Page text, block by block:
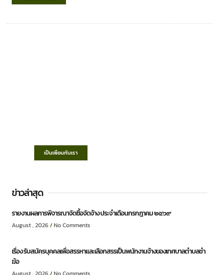
เป็นเพื่อนกับเรา
ข่าวล่าสุด
รายงานผลการพิจารณาจัดซื้อจัดจ้าง ประจำเดือนกรกฎาคม ๒๕๖๙
August , 2026 No Comments
เรื่อง รับสมัครบุคคลเพื่อสรรหาและเลือกสรรเป็นพนักงานจ้างของเทศบาลตำบลชำ
ฆ้อ